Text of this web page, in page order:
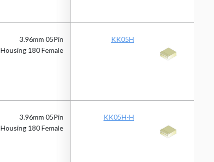
KK05H
3.96mm 05Pin
Housing 180 Female
KK05H-H
3.96mm 05Pin
Housing 180 Female